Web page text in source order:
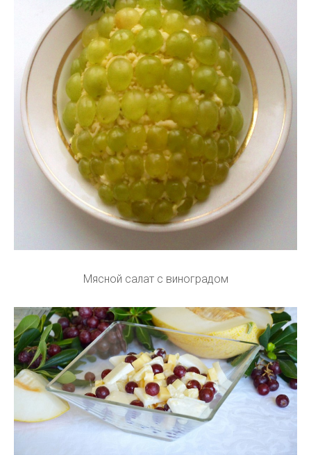
Мясной салат с виноградом